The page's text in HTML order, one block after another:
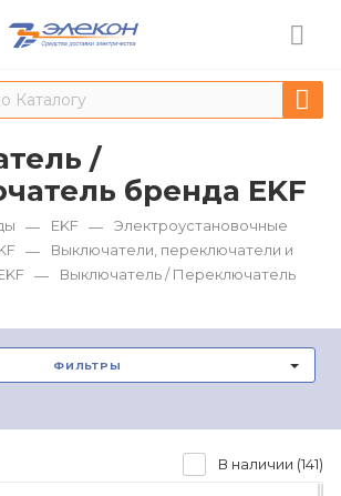
/
бренда EKF
— EKF —
Электроустановочные
—
Выключатели, переключатели и
—
Выключатель / Переключатель
ФИЛЬТРЫ
В наличии (141)